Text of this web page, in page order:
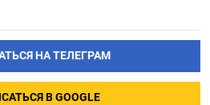
НА ТЕЛЕГРАМ
В GOOGLE